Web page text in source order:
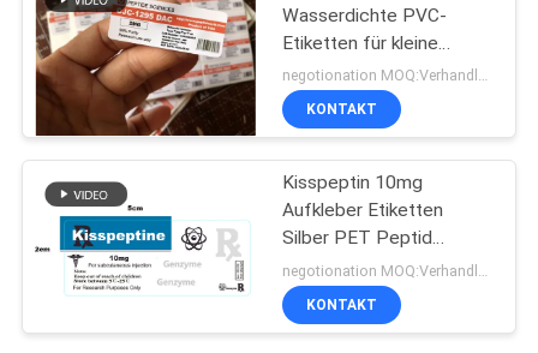
NACHRICHTEN
FÄLLE
SITEMAP
PRIVACY
kundenspezifische
Phiolenaufkleber
111
45
Wasserdichte PVC-
Etiketten für kleine
Durchstechflaschen
negotionation MOQ:Verhandlung
KONTAKT
Kisspeptin 10mg
Aufkleber Etiketten
Silber PET Peptid
Fläschchen Etiketten mit
Ihrem eigenen Design,
kundenspezifisch
negotionation MOQ:Verhandlung
KONTAKT